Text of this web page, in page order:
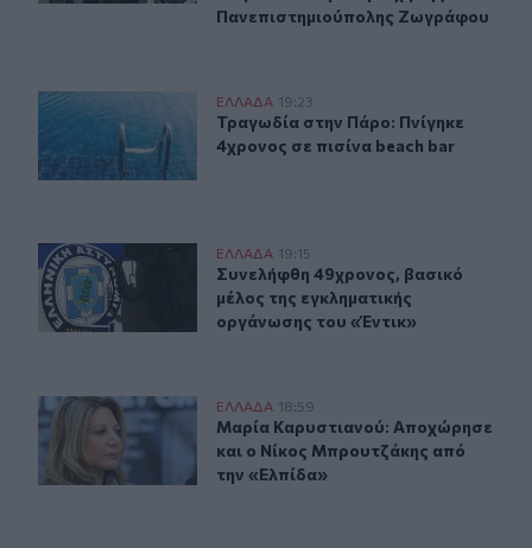
Πανεπιστημιούπολης Ζωγράφου
Τραγωδία στην Πάρο: Πνίγηκε 4χρονος σε πισίνα
ΕΛΛAΔΑ 19:23
Τραγωδία στην Πάρο: Πνίγηκε
Τραγωδία στην Πάρο: Πνίγηκε
4χρονος σε πισίνα beach bar
Συνελήφθη 49χρονος, βασικό μέλος της εγκληματικής
ΕΛΛAΔΑ 19:15
Συνελήφθη 49χρονος, βασικό
Συνελήφθη 49χρονος, βασικό
μέλος της εγκληματικής
οργάνωσης του «Έντικ»
Μαρία Καρυστιανού: Αποχώρησε και ο Νίκος
ΕΛΛAΔΑ 18:59
Μαρία Καρυστιανού: Αποχώρησε
Μαρία Καρυστιανού: Αποχώρησε
και ο Νίκος Μπρουτζάκης από
την «Ελπίδα»